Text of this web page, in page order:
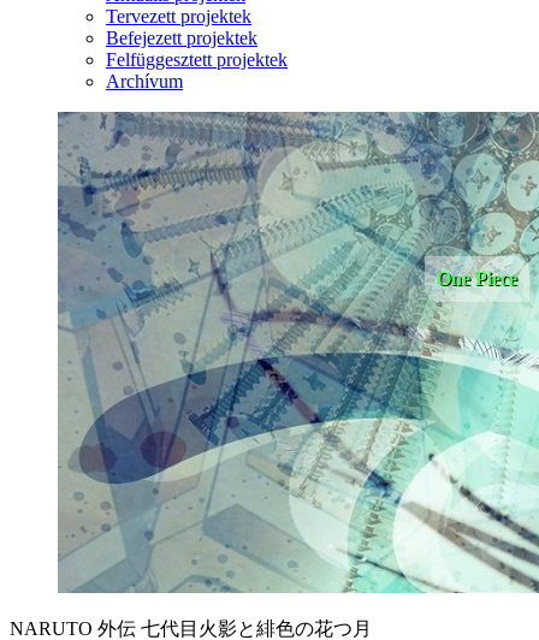
Tervezett projektek
Befejezett projektek
Felfüggesztett projektek
Archívum
One Piece
NARUTO 外伝 七代目火影と緋色の花つ月